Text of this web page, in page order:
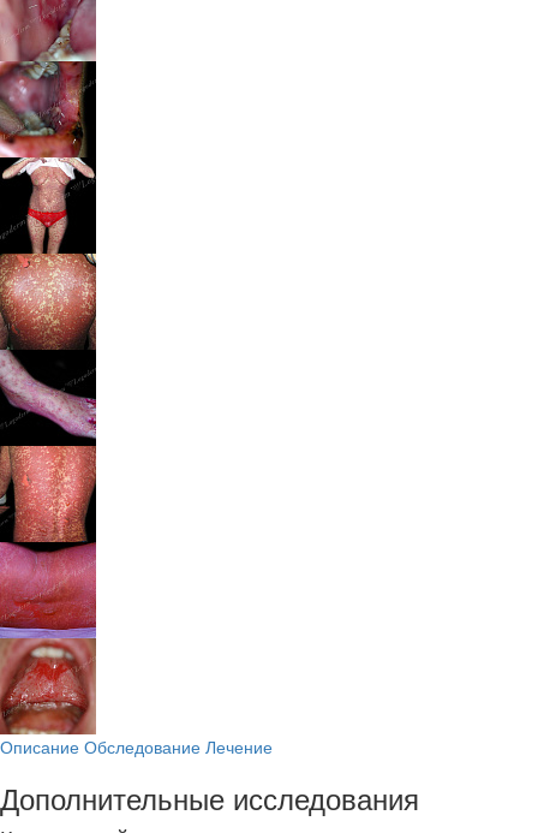
Описание Обследование Лечение
Дополнительные исследования